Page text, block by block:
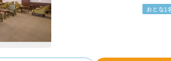
おとな1